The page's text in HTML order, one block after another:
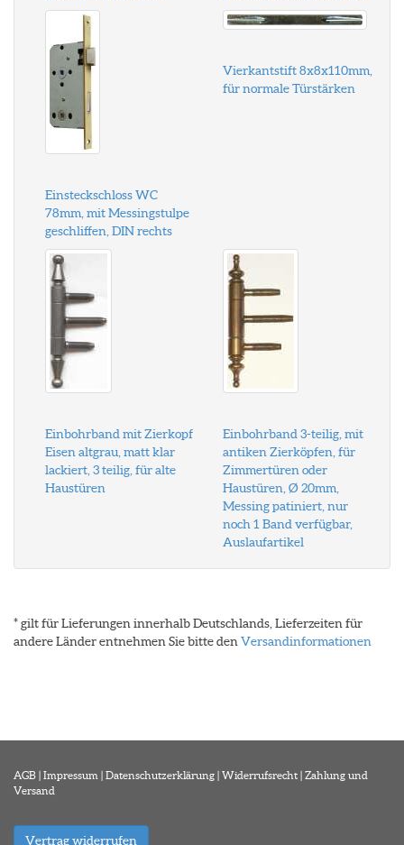
Einsteckschloss WC
78mm, mit Messingstulpe
geschliffen, DIN rechts
Vierkantstift 8x8x110mm,
für normale Türstärken
Einbohrband mit Zierkopf
Eisen altgrau, matt klar
lackiert, 3 teilig, für alte
Haustüren
Einbohrband 3-teilig, mit
antiken Zierköpfen, für
Zimmertüren oder
Haustüren, Ø 20mm,
Messing patiniert, nur
noch 1 Band verfügbar,
Auslaufartikel
* gilt für Lieferungen innerhalb Deutschlands, Lieferzeiten für
andere Länder entnehmen Sie bitte den Versandinformationen
AGB | Impressum | Datenschutzerklärung | Widerrufsrecht | Zahlung und
Versand
Vertrag widerrufen